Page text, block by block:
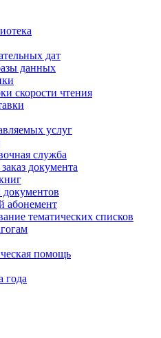
дат
данных
скорости чтения
услуг
служба
документа
документов
абонемент
тематических списков
помощь
года